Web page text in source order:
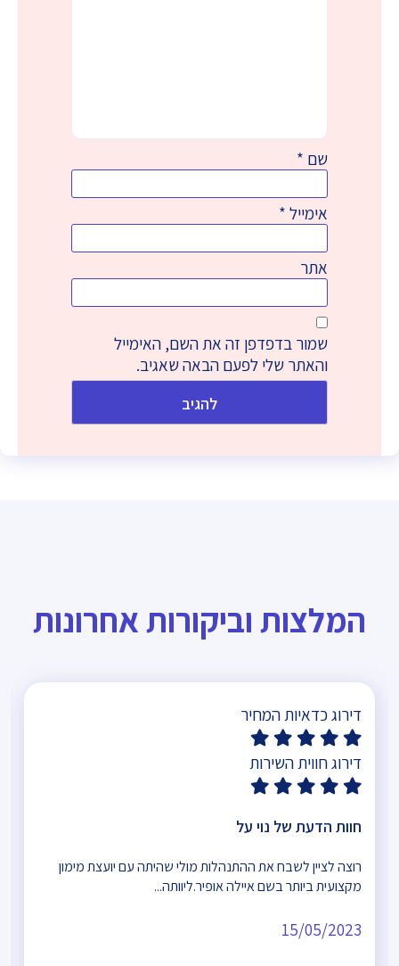
שם*
אימייל*
אתר
שמור בדפדפן זה את השם, האימייל
והאתר שלי לפעם הבאה שאגיב.
המלצות וביקורות אחרונות
דירוג כדאיות המחיר
דירוג חווית השירות
חוות הדעת של נוי על
רוצה לציין לשבח את ההתנהלות מולי שהיתה עם יועצת מימון
מקצועית ביותר בשם איילה אופיר.ליוותה...
15/05/2023